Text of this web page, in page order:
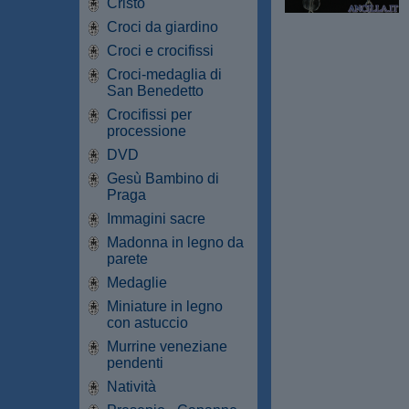
Croci da giardino
Croci e crocifissi
Croci-medaglia di
San Benedetto
Crocifissi per
processione
DVD
Gesù Bambino di
Praga
Immagini sacre
Madonna in legno da
parete
Medaglie
Miniature in legno
con astuccio
Murrine veneziane
pendenti
Natività